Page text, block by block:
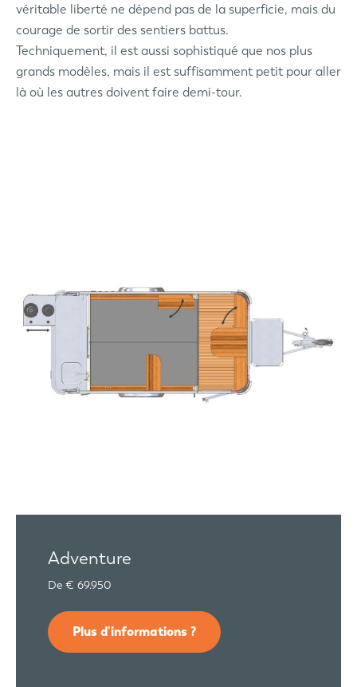
véritable liberté ne dépend pas de la superficie, mais du
courage de sortir des sentiers battus.
Techniquement, il est aussi sophistiqué que nos plus
grands modèles, mais il est suffisamment petit pour aller
là où les autres doivent faire demi-tour.
Adventure
De € 69.950
Plus d'informations ?